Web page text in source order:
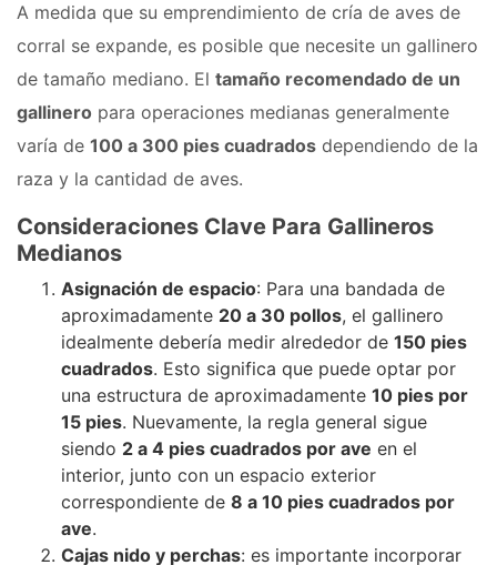
A medida que su emprendimiento de cría de aves de
corral se expande, es posible que necesite un gallinero
de tamaño mediano. El tamaño recomendado de un
gallinero para operaciones medianas generalmente
varía de 100 a 300 pies cuadrados dependiendo de la
raza y la cantidad de aves.
Consideraciones Clave Para Gallineros
Medianos
Asignación de espacio: Para una bandada de
aproximadamente 20 a 30 pollos, el gallinero
idealmente debería medir alrededor de 150 pies
cuadrados. Esto significa que puede optar por
una estructura de aproximadamente 10 pies por
15 pies. Nuevamente, la regla general sigue
siendo 2 a 4 pies cuadrados por ave en el
interior, junto con un espacio exterior
correspondiente de 8 a 10 pies cuadrados por
ave.
Cajas nido y perchas: es importante incorporar